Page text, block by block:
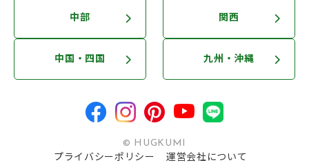
中部 関西
中国・四国 九州・沖縄
© HUGKUMI
プライバシーポリシー
運営会社について